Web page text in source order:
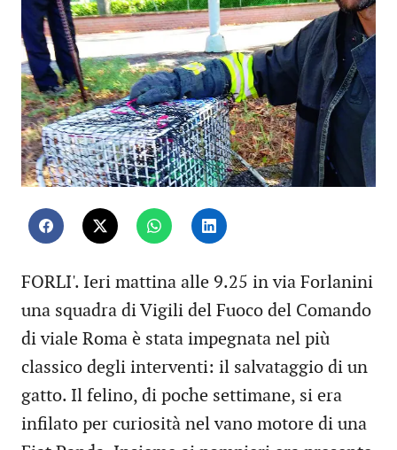
FORLI'. Ieri mattina alle 9.25 in via Forlanini
una squadra di Vigili del Fuoco del Comando
di viale Roma è stata impegnata nel più
classico degli interventi: il salvataggio di un
gatto. Il felino, di poche settimane, si era
infilato per curiosità nel vano motore di una